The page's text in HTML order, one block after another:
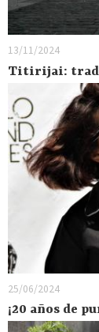
13/11/2024
Titirijai:
25/06/2024
¡20 años de